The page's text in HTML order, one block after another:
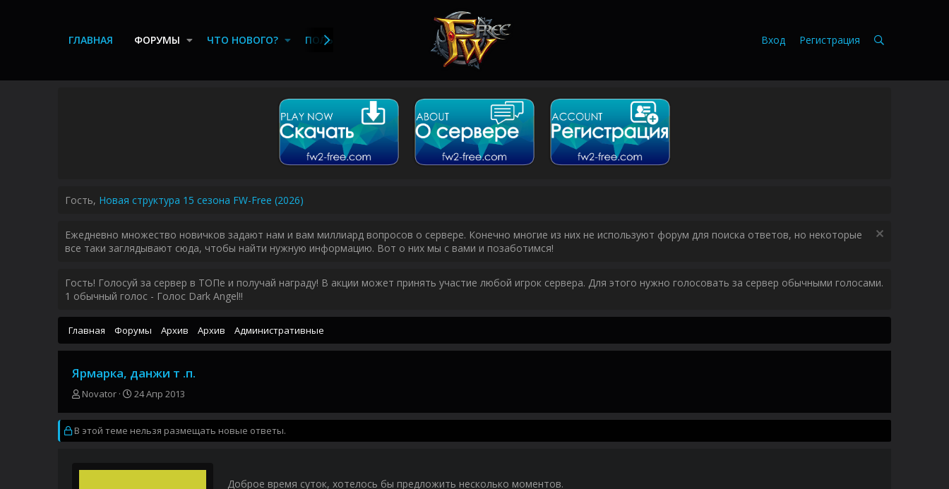
ГЛАВНАЯ ФОРУМЫ ЧТО НОВОГО? ПОЛЬЗОВАТЕЛИ Вход Регистрация
Гость, Новая структура 15 сезона FW-Free (2026)
Ежедневно множество новичков задают нам и вам миллиард вопросов о сервере. Конечно многие из них не используют форум для поиска ответов, но некоторые
все таки заглядывают сюда, чтобы найти нужную информацию. Вот о них мы с вами и позаботимся!
Гость! Голосуй за сервер в ТОПе и получай награду! В акции может принять участие любой игрок сервера. Для этого нужно голосовать за сервер обычными голосами.
1 обычный голос - Голос Dark Angel!!
Главная Форумы Архив Архив Административные
Ярмарка, данжи т .п.
А
т
о
р
е
Novator
Д
т
а
н
ч
24 Апр 2013
В этой теме нельзя размещать новые ответы.
Доброе время суток, хотелось бы предложить несколько моментов.